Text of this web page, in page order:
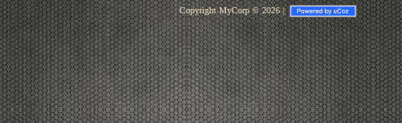
Copyright MyCorp © 2026|